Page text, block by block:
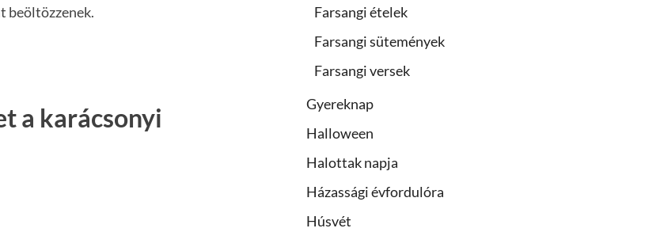
beöltözzenek.
a karácsonyi
Farsangi ételek
Farsangi sütemények
Farsangi versek
Gyereknap
Halloween
Halottak napja
Házassági évfordulóra
Húsvét